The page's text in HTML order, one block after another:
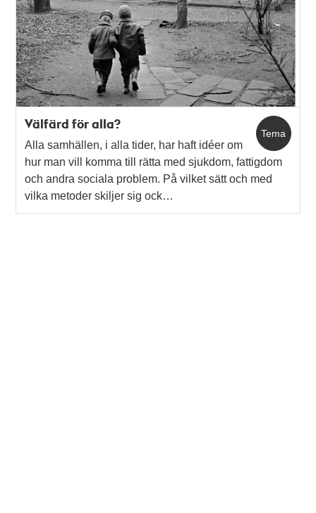
Tema
Välfärd för alla?
Alla samhällen, i alla tider, har haft idéer om
hur man vill komma till rätta med sjukdom, fattigdom
och andra sociala problem. På vilket sätt och med
vilka metoder skiljer sig ock…